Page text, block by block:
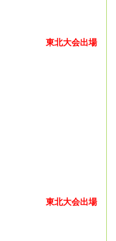
東北大会出場
東北大会出場